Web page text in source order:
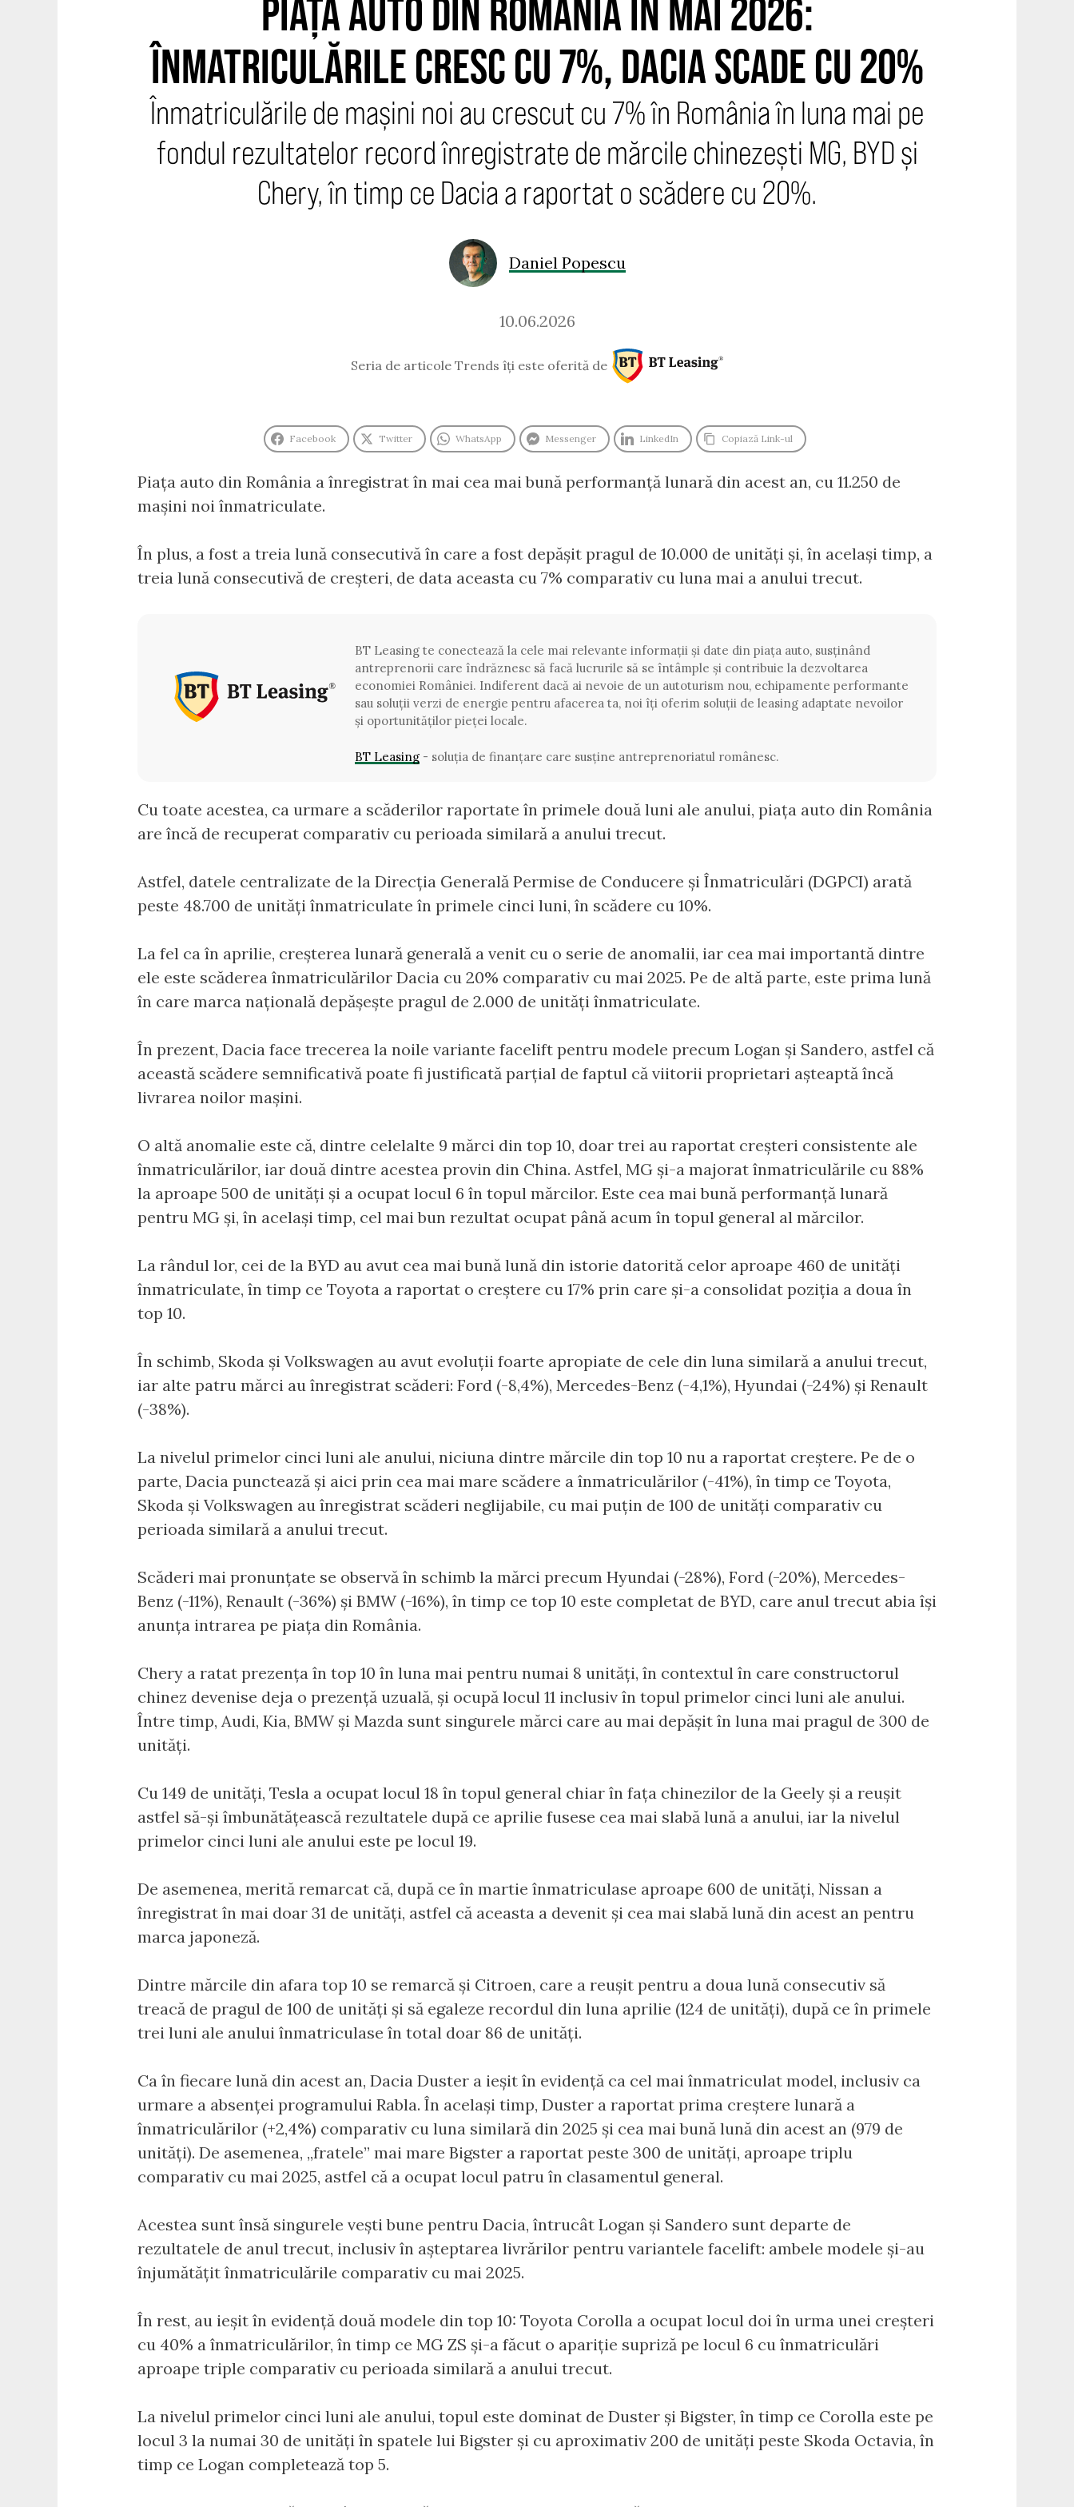
PIAȚA AUTO DIN ROMÂNIA ÎN MAI 2026:
ÎNMATRICULĂRILE CRESC CU 7%, DACIA SCADE CU 20%
Înmatriculările de mașini noi au crescut cu 7% în România în luna mai pe
fondul rezultatelor record înregistrate de mărcile chinezești MG, BYD și
Chery, în timp ce Dacia a raportat o scădere cu 20%.
Daniel Popescu
10.06.2026
Seria de articole Trends îți este oferită de
Facebook Twitter WhatsApp Messenger LinkedIn Copiază Link-ul
Piața auto din România a înregistrat în mai cea mai bună performanță lunară din acest an, cu 11.250 de
mașini noi înmatriculate.
În plus, a fost a treia lună consecutivă în care a fost depășit pragul de 10.000 de unități și, în același timp, a
treia lună consecutivă de creșteri, de data aceasta cu 7% comparativ cu luna mai a anului trecut.
BT Leasing te conectează la cele mai relevante informații și date din piața auto, susținând
antreprenorii care îndrăznesc să facă lucrurile să se întâmple și contribuie la dezvoltarea
economiei României. Indiferent dacă ai nevoie de un autoturism nou, echipamente performante
sau soluții verzi de energie pentru afacerea ta, noi îți oferim soluții de leasing adaptate nevoilor
și oportunităților pieței locale.
BT Leasing - soluția de finanțare care susține antreprenoriatul românesc.
Cu toate acestea, ca urmare a scăderilor raportate în primele două luni ale anului, piața auto din România
are încă de recuperat comparativ cu perioada similară a anului trecut.
Astfel, datele centralizate de la Direcția Generală Permise de Conducere și Înmatriculări (DGPCI) arată
peste 48.700 de unități înmatriculate în primele cinci luni, în scădere cu 10%.
La fel ca în aprilie, creșterea lunară generală a venit cu o serie de anomalii, iar cea mai importantă dintre
ele este scăderea înmatriculărilor Dacia cu 20% comparativ cu mai 2025. Pe de altă parte, este prima lună
în care marca națională depășește pragul de 2.000 de unități înmatriculate.
În prezent, Dacia face trecerea la noile variante facelift pentru modele precum Logan și Sandero, astfel că
această scădere semnificativă poate fi justificată parțial de faptul că viitorii proprietari așteaptă încă
livrarea noilor mașini.
O altă anomalie este că, dintre celelalte 9 mărci din top 10, doar trei au raportat creșteri consistente ale
înmatriculărilor, iar două dintre acestea provin din China. Astfel, MG și-a majorat înmatriculările cu 88%
la aproape 500 de unități și a ocupat locul 6 în topul mărcilor. Este cea mai bună performanță lunară
pentru MG și, în același timp, cel mai bun rezultat ocupat până acum în topul general al mărcilor.
La rândul lor, cei de la BYD au avut cea mai bună lună din istorie datorită celor aproape 460 de unități
înmatriculate, în timp ce Toyota a raportat o creștere cu 17% prin care și-a consolidat poziția a doua în
top 10.
În schimb, Skoda și Volkswagen au avut evoluții foarte apropiate de cele din luna similară a anului trecut,
iar alte patru mărci au înregistrat scăderi: Ford (-8,4%), Mercedes-Benz (-4,1%), Hyundai (-24%) și Renault
(-38%).
La nivelul primelor cinci luni ale anului, niciuna dintre mărcile din top 10 nu a raportat creștere. Pe de o
parte, Dacia punctează și aici prin cea mai mare scădere a înmatriculărilor (-41%), în timp ce Toyota,
Skoda și Volkswagen au înregistrat scăderi neglijabile, cu mai puțin de 100 de unități comparativ cu
perioada similară a anului trecut.
Scăderi mai pronunțate se observă în schimb la mărci precum Hyundai (-28%), Ford (-20%), Mercedes-
Benz (-11%), Renault (-36%) și BMW (-16%), în timp ce top 10 este completat de BYD, care anul trecut abia își
anunța intrarea pe piața din România.
Chery a ratat prezența în top 10 în luna mai pentru numai 8 unități, în contextul în care constructorul
chinez devenise deja o prezență uzuală, și ocupă locul 11 inclusiv în topul primelor cinci luni ale anului.
Între timp, Audi, Kia, BMW și Mazda sunt singurele mărci care au mai depășit în luna mai pragul de 300 de
unități.
Cu 149 de unități, Tesla a ocupat locul 18 în topul general chiar în fața chinezilor de la Geely și a reușit
astfel să-și îmbunătățească rezultatele după ce aprilie fusese cea mai slabă lună a anului, iar la nivelul
primelor cinci luni ale anului este pe locul 19.
De asemenea, merită remarcat că, după ce în martie înmatriculase aproape 600 de unități, Nissan a
înregistrat în mai doar 31 de unități, astfel că aceasta a devenit și cea mai slabă lună din acest an pentru
marca japoneză.
Dintre mărcile din afara top 10 se remarcă și Citroen, care a reușit pentru a doua lună consecutiv să
treacă de pragul de 100 de unități și să egaleze recordul din luna aprilie (124 de unități), după ce în primele
trei luni ale anului înmatriculase în total doar 86 de unități.
Ca în fiecare lună din acest an, Dacia Duster a ieșit în evidență ca cel mai înmatriculat model, inclusiv ca
urmare a absenței programului Rabla. În același timp, Duster a raportat prima creștere lunară a
înmatriculărilor (+2,4%) comparativ cu luna similară din 2025 și cea mai bună lună din acest an (979 de
unități). De asemenea, „fratele” mai mare Bigster a raportat peste 300 de unități, aproape triplu
comparativ cu mai 2025, astfel că a ocupat locul patru în clasamentul general.
Acestea sunt însă singurele vești bune pentru Dacia, întrucât Logan și Sandero sunt departe de
rezultatele de anul trecut, inclusiv în așteptarea livrărilor pentru variantele facelift: ambele modele și-au
înjumătățit înmatriculările comparativ cu mai 2025.
În rest, au ieșit în evidență două modele din top 10: Toyota Corolla a ocupat locul doi în urma unei creșteri
cu 40% a înmatriculărilor, în timp ce MG ZS și-a făcut o apariție supriză pe locul 6 cu înmatriculări
aproape triple comparativ cu perioada similară a anului trecut.
La nivelul primelor cinci luni ale anului, topul este dominat de Duster și Bigster, în timp ce Corolla este pe
locul 3 la numai 30 de unități în spatele lui Bigster și cu aproximativ 200 de unități peste Skoda Octavia, în
timp ce Logan completează top 5.